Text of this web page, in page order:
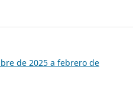
de 2025 a febrero de